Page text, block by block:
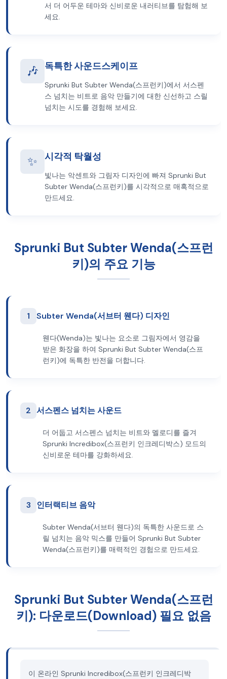
서 더 어두운 테마와 신비로운 내러티브를 탐험해 보
세요.
🎶 독특한 사운드스케이프
Sprunki But Subter Wenda(스프런키)에서 서스펜
스 넘치는 비트로 음악 만들기에 대한 신선하고 스릴
넘치는 시도를 경험해 보세요.
✨ 시각적 탁월성
빛나는 악센트와 그림자 디자인에 빠져 Sprunki But
Subter Wenda(스프런키)를 시각적으로 매혹적으로
만드세요.
Sprunki But Subter Wenda(스프런
키)의 주요 기능
1 Subter Wenda(서브터 웬다) 디자인
웬다(Wenda)는 빛나는 요소로 그림자에서 영감을
받은 화장을 하여 Sprunki But Subter Wenda(스프
런키)에 독특한 반전을 더합니다.
2 서스펜스 넘치는 사운드
더 어둡고 서스펜스 넘치는 비트와 멜로디를 즐겨
Sprunki Incredibox(스프런키 인크레디박스) 모드의
신비로운 테마를 강화하세요.
3 인터랙티브 음악
Subter Wenda(서브터 웬다)의 독특한 사운드로 스
릴 넘치는 음악 믹스를 만들어 Sprunki But Subter
Wenda(스프런키)를 매력적인 경험으로 만드세요.
Sprunki But Subter Wenda(스프런
키): 다운로드(Download) 필요 없음
이 온라인 Sprunki Incredibox(스프런키 인크레디박